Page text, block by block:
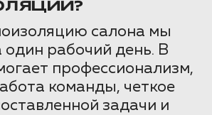
салона мы
один рабочий день. В
профессионализм,
команды, четкое
задачи и